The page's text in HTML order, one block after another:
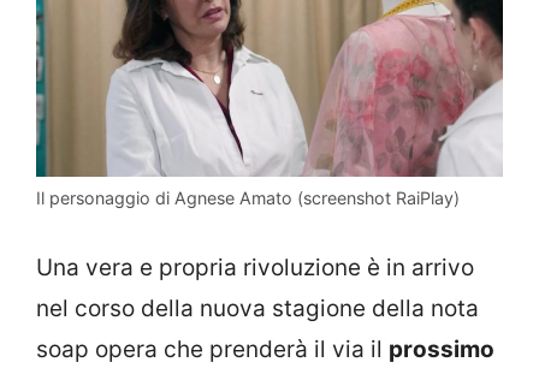
Il personaggio di Agnese Amato (screenshot RaiPlay)
Una vera e propria rivoluzione è in arrivo
nel corso della nuova stagione della nota
soap opera che prenderà il via il prossimo